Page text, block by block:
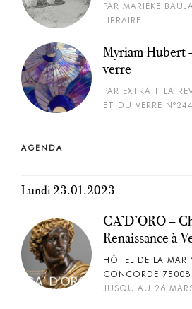
PAR MARIEKE
LIBRAIRE
Myriam Hubert
verre
PAR EXTRAIT LA
ET DU VERRE N°244
AGENDA
Lundi 23.01.2023
CA’D’ORO –
Renaissance à
HÔTEL DE LA
CONCORDE 75008
JUSQU'AU 26